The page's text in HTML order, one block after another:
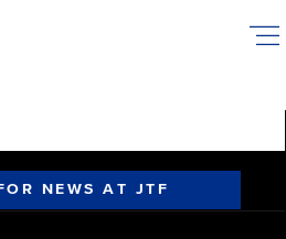
NEWS AT JTF